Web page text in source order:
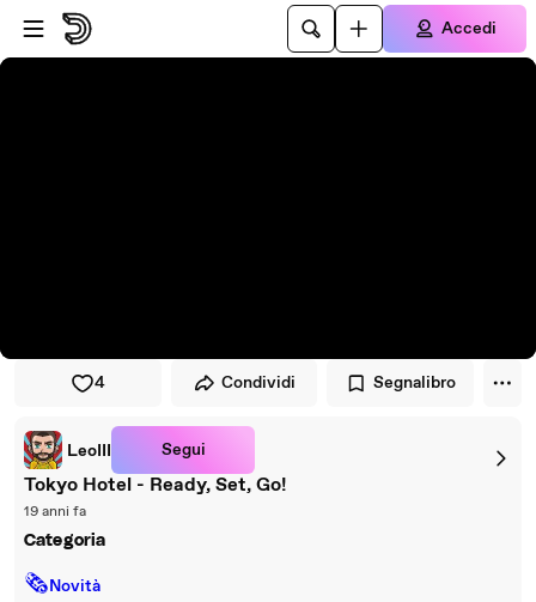
Vai al lettore
Passa al contenuto principale
Accedi
4 Condividi Segnalibro
LeoIII Segui
Tokyo Hotel - Ready, Set, Go!
19 anni fa
Categoria
🗞Novità